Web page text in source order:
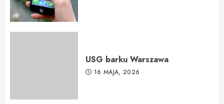
USG barku Warszawa
16 MAJA, 2026